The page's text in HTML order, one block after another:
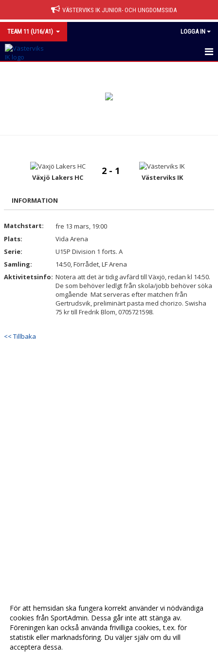
VÄSTERVIKS IK JUNIOR- OCH UNGDOMSSIDA
TEAM 11 (U16/A1) LOGGA IN
TRUPPEN
BILDGALLERI
KONTAKT
Växjö Lakers HC
2 - 1
Västerviks IK
INFORMATION
Matchstart:
fre 13 mars, 19:00
Plats:
Vida Arena
Serie:
U15P Division 1 forts. A
Samling:
14:50, Förrådet, LF Arena
Aktivitetsinfo: Notera att det är tidig avfärd till Växjö, redan kl 14:50.
De som behöver ledlgt från skola/jobb behöver söka
omgående Mat serveras efter matchen från
Gertrudsvik, preliminärt pasta med chorizo. Swisha
75 kr till Fredrik Blom, 0705721598.
<< Tillbaka
För att hemsidan ska fungera korrekt använder vi nödvändiga
cookies från SportAdmin. Dessa går inte att stänga av.
Föreningen kan också använda frivilliga cookies, t.ex. för
statistik eller marknadsföring. Du väljer själv om du vill
acceptera dessa.